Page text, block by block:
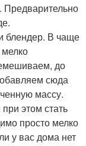
блендер. В чаще
до
сюда
массу.
этом стать
просто мелко
у вас дома нет